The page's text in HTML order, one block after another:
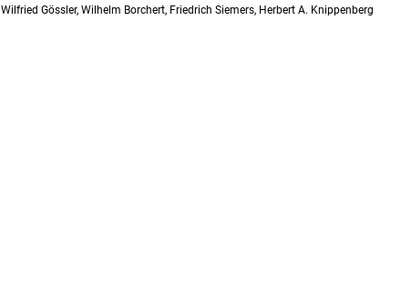
Wilfried Gössler, Wilhelm Borchert, Friedrich Siemers, Herbert A. Knippenberg